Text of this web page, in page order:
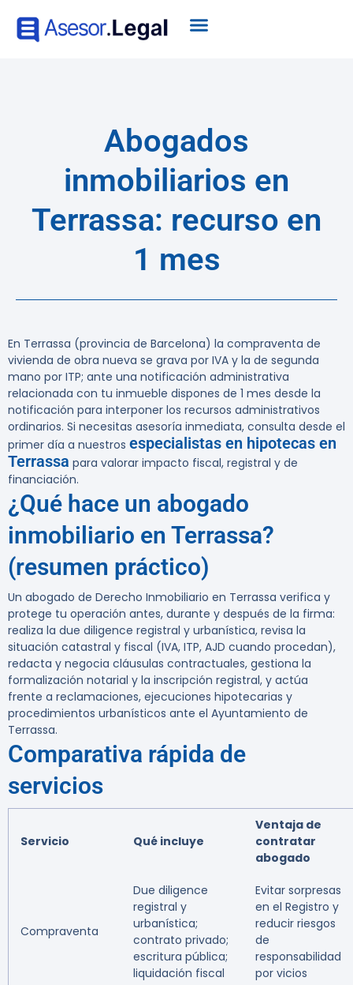
Abogados
inmobiliarios en
Terrassa: recurso en
1 mes
En Terrassa (provincia de Barcelona) la compraventa de
vivienda de obra nueva se grava por IVA y la de segunda
mano por ITP; ante una notificación administrativa
relacionada con tu inmueble dispones de 1 mes desde la
notificación para interponer los recursos administrativos
ordinarios. Si necesitas asesoría inmediata, consulta desde el
primer día a nuestros especialistas en hipotecas en
Terrassa para valorar impacto fiscal, registral y de
financiación.
¿Qué hace un abogado
inmobiliario en Terrassa?
(resumen práctico)
Un abogado de Derecho Inmobiliario en Terrassa verifica y
protege tu operación antes, durante y después de la firma:
realiza la due diligence registral y urbanística, revisa la
situación catastral y fiscal (IVA, ITP, AJD cuando procedan),
redacta y negocia cláusulas contractuales, gestiona la
formalización notarial y la inscripción registral, y actúa
frente a reclamaciones, ejecuciones hipotecarias y
procedimientos urbanísticos ante el Ayuntamiento de
Terrassa.
Comparativa rápida de
servicios
Servicio Qué incluye
Ventaja de
contratar
abogado
Compraventa
Due diligence
registral y
urbanística;
contrato privado;
escritura pública;
liquidación fiscal
Evitar sorpresas
en el Registro y
reducir riesgos
de
responsabilidad
por vicios